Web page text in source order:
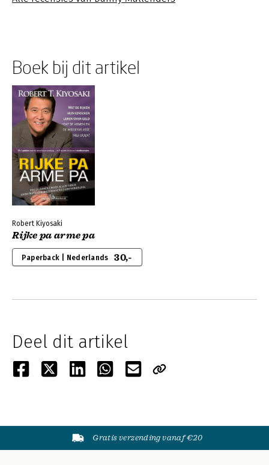
Boek bij dit artikel
Robert Kiyosaki
Rijke pa arme pa
Paperback | Nederlands 30,-
Deel dit artikel
Gratis verzending vanaf €20